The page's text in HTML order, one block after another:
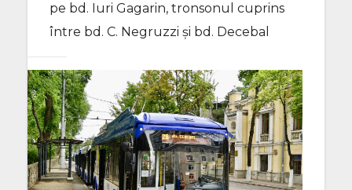
pe bd. Iuri Gagarin, tronsonul cuprins
între bd. C. Negruzzi și bd. Decebal